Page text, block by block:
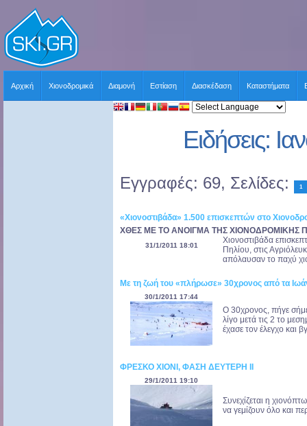
Αρχική Χιονοδρομικά Διαμονή Εστίαση Διασκέδαση Καταστήματα
Ειδήσεις:
Εγγραφές: 69, Σελίδες: 1
«Χιονοστιβάδα» 1.500 επισκεπτών στο
ΧΘΕΣ ΜΕ ΤΟ ΑΝΟΙΓΜΑ ΤΗΣ ΧΙΟΝΟΔΡΟΜΙΚΗΣ
31/1/2011 18:01
Χιονοστιβάδα
Πηλίου, στις
απόλαυσαν το παχύ
Με τη ζωή του «πλήρωσε» 30χρονος από τα
30/1/2011 17:44
Ο 30χρονος, πήγε
λίγο μετά τις 2 το
έχασε τον έλεγχο και
ΦΡΕΣΚΟ ΧΙΟΝΙ, ΦΑΣΗ ΔΕΥΤΕΡΗ II
29/1/2011 19:10
Συνεχίζεται η
να γεμίζουν όλο και